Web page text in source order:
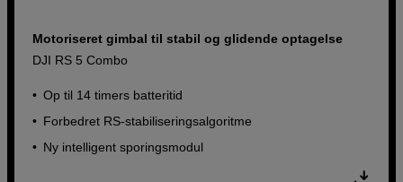
Motoriseret gimbal til stabil og glidende optagelse
DJI RS 5 Combo
Op til 14 timers batteritid
Forbedret RS-stabiliseringsalgoritme
Ny intelligent sporingsmodul